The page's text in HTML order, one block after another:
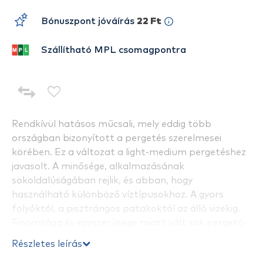
Rendkívül hatásos műcsali, mely eddig több
országban bizonyított a pergetés szerelmesei
körében. Ez a változat a light-medium pergetéshez
javasolt. A minősége, alkalmazásának
sokoldalúságában rejlik, és abban, hogy
használható különböző víztípusokhoz. A gyors
folyóktól, a pisztrángos patakoktól az álló vizekig.
Részletes leírás
Bónuszpont jóváírás 22 Ft
Szállítható MPL csomagpontra